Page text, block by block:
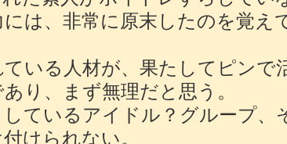
は、非常に原末したのを覚え
いる人材が、果たしてピンで
り、まず無理だと思う。
ているアイドル？グループ、
けられない。